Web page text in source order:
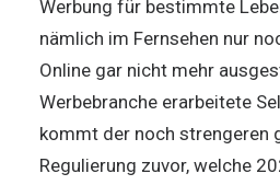
Werbung für bestimmte
nämlich im Fernsehen nur
Online gar nicht mehr
Werbebranche erarbeitete
kommt der noch strengeren
Regulierung zuvor, welche